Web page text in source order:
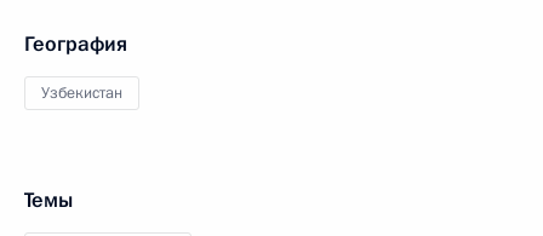
География
Узбекистан
Темы